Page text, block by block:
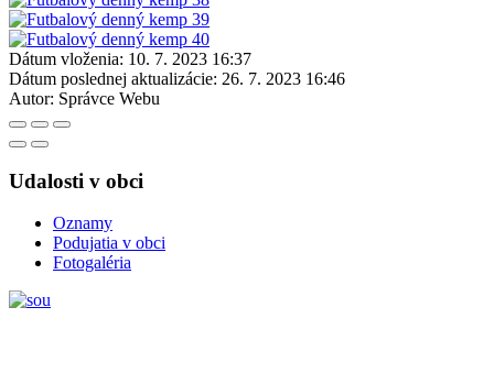
Dátum vloženia: 10. 7. 2023 16:37
Dátum poslednej aktualizácie: 26. 7. 2023 16:46
Autor: Správce Webu
Udalosti v obci
Oznamy
Podujatia v obci
Fotogaléria